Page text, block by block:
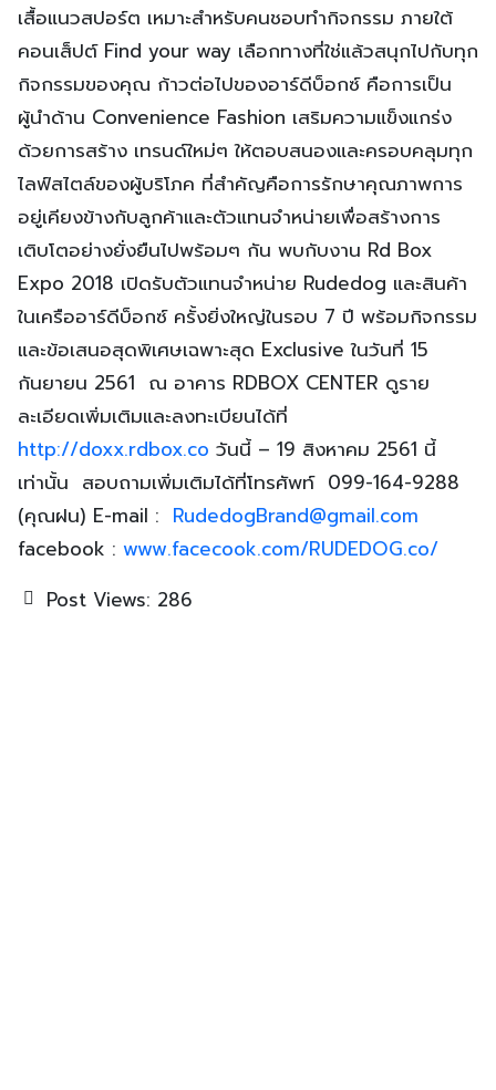
เสื้อแนวสปอร์ต เหมาะสำหรับคนชอบทำกิจกรรม ภายใต้
คอนเส็ปต์ Find your way เลือกทางที่ใช่แล้วสนุกไปกับทุก
กิจกรรมของคุณ ก้าวต่อไปของอาร์ดีบ็อกซ์ คือการเป็น
ผู้นำด้าน Convenience Fashion เสริมความแข็งแกร่ง
ด้วยการสร้าง เทรนด์ใหม่ๆ ให้ตอบสนองและครอบคลุมทุก
ไลฟ์สไตล์ของผู้บริโภค ที่สำคัญคือการรักษาคุณภาพการ
อยู่เคียงข้างกับลูกค้าและตัวแทนจำหน่ายเพื่อสร้างการ
เติบโตอย่างยั่งยืนไปพร้อมๆ กัน พบกับงาน Rd Box
Expo 2018 เปิดรับตัวแทนจำหน่าย Rudedog และสินค้า
ในเครืออาร์ดีบ็อกซ์ ครั้งยิ่งใหญ่ในรอบ 7 ปี พร้อมกิจกรรม
และข้อเสนอสุดพิเศษเฉพาะสุด Exclusive ในวันที่ 15
กันยายน 2561 ณ อาคาร RDBOX CENTER ดูราย
ละเอียดเพิ่มเติมและลงทะเบียนได้ที่
http://doxx.rdbox.co วันนี้ – 19 สิงหาคม 2561 นี้
เท่านั้น สอบถามเพิ่มเติมได้ที่โทรศัพท์ 099-164-9288
(คุณฝน) E-mail : RudedogBrand@gmail.com
facebook : www.facecook.com/RUDEDOG.co/
Post Views: 286